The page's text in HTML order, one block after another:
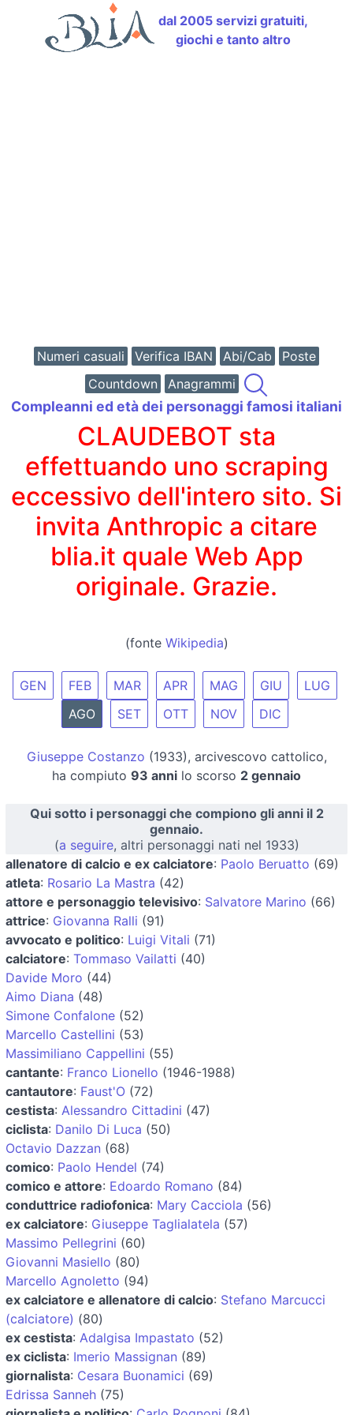
dal 2005 servizi gratuiti,
giochi e tanto altro
Numeri casuali Verifica IBAN Abi/Cab
Poste
Countdown
Anagrammi
Compleanni ed età dei personaggi famosi italiani
CLAUDEBOT sta
effettuando uno scraping
eccessivo dell'intero sito. Si
invita Anthropic a citare
blia.it quale Web App
originale. Grazie.
(fonte Wikipedia)
GEN FEB MAR APR MAG GIU
LUG
AGO
SET OTT NOV DIC
Giuseppe Costanzo (1933), arcivescovo cattolico,
ha compiuto 93 anni lo scorso 2 gennaio
Qui sotto i personaggi che compiono gli anni il 2
gennaio.
(a seguire, altri personaggi nati nel 1933)
allenatore di calcio e ex calciatore: Paolo Beruatto (69)
atleta: Rosario La Mastra (42)
attore e personaggio televisivo: Salvatore Marino (66)
attrice: Giovanna Ralli (91)
avvocato e politico: Luigi Vitali (71)
calciatore: Tommaso Vailatti (40)
Davide Moro (44)
Aimo Diana (48)
Simone Confalone (52)
Marcello Castellini (53)
Massimiliano Cappellini (55)
cantante: Franco Lionello (1946-1988)
cantautore: Faust'O (72)
cestista: Alessandro Cittadini (47)
ciclista: Danilo Di Luca (50)
Octavio Dazzan (68)
comico: Paolo Hendel (74)
comico e attore: Edoardo Romano (84)
conduttrice radiofonica: Mary Cacciola (56)
ex calciatore: Giuseppe Taglialatela (57)
Massimo Pellegrini (60)
Giovanni Masiello (80)
Marcello Agnoletto (94)
ex calciatore e allenatore di calcio: Stefano Marcucci
(calciatore) (80)
ex cestista: Adalgisa Impastato (52)
ex ciclista: Imerio Massignan (89)
giornalista: Cesara Buonamici (69)
Edrissa Sanneh (75)